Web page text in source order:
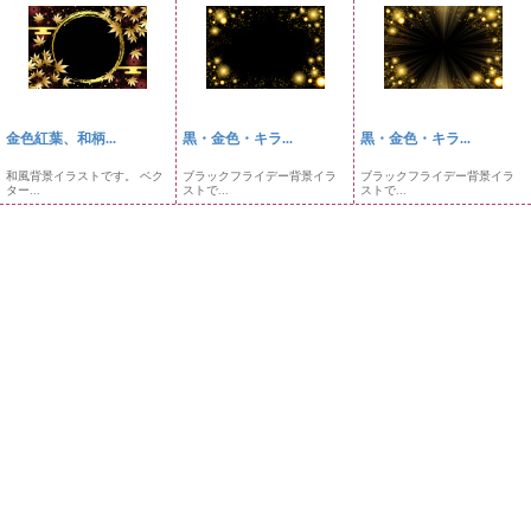
金色紅葉、和柄...
和風背景イラストです。 ベク
ター...
黒・金色・キラ...
ブラックフライデー背景イラ
ストで...
黒・金色・キラ...
ブラックフライデー背景イラ
ストで...